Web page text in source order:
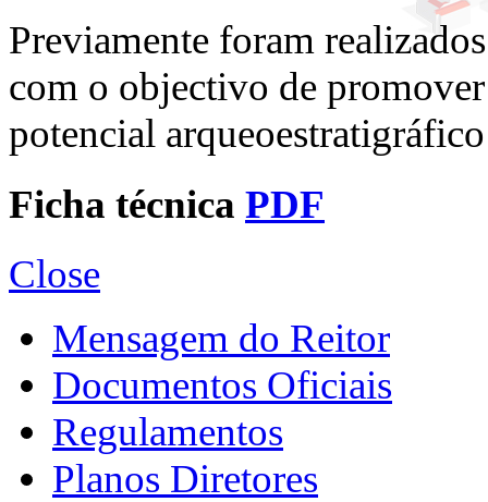
Previamente foram
com o objectivo de
potencial
Ficha técnica PDF
Close
Mensagem do Reitor
Documentos Oficiais
Regulamentos
Planos Diretores